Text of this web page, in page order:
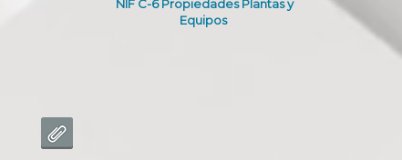
NIF C-6 Propiedades Plantas y
Equipos